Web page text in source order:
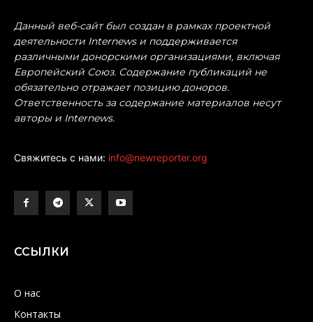
Данный веб-сайт был создан в рамках проектной
деятельности Internews и поддерживается
различными донорскими организациями, включая
Европейский Союз. Содержание публикаций не
обязательно отражает позицию доноров.
Ответственность за содержание материалов несут
авторы и Internews.
Свяжитесь с нами: info@newreporter.org
ССЫЛКИ
О нас
Контакты